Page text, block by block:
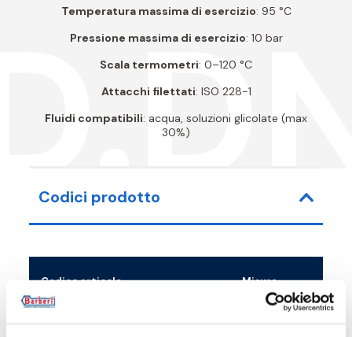
Temperatura massima di esercizio: 95 °C
Pressione massima di esercizio: 10 bar
Scala termometri: 0–120 °C
Attacchi filettati: ISO 228-1
Fluidi compatibili: acqua, soluzioni glicolate (max
30%)
Codici prodotto
Codice articolo Misura
38D032000 G 2 RN - G 1 1/4 F